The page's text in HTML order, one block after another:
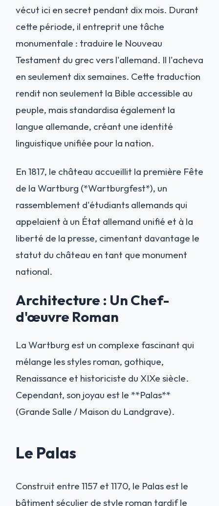
vécut ici en secret pendant dix mois. Durant
cette période, il entreprit une tâche
monumentale : traduire le Nouveau
Testament du grec vers l'allemand. Il l'acheva
en seulement dix semaines. Cette traduction
rendit non seulement la Bible accessible au
peuple, mais standardisa également la
langue allemande, créant une identité
linguistique unifiée pour la nation.
En 1817, le château accueillit la première Fête
de la Wartburg (*Wartburgfest*), un
rassemblement d'étudiants allemands qui
appelaient à un État allemand unifié et à la
liberté de la presse, cimentant davantage le
statut du château en tant que monument
national.
Architecture : Un Chef-
d'œuvre Roman
La Wartburg est un complexe fascinant qui
mélange les styles roman, gothique,
Renaissance et historiciste du XIXe siècle.
Cependant, son joyau est le **Palas**
(Grande Salle / Maison du Landgrave).
Le Palas
Construit entre 1157 et 1170, le Palas est le
bâtiment séculier de style roman tardif le